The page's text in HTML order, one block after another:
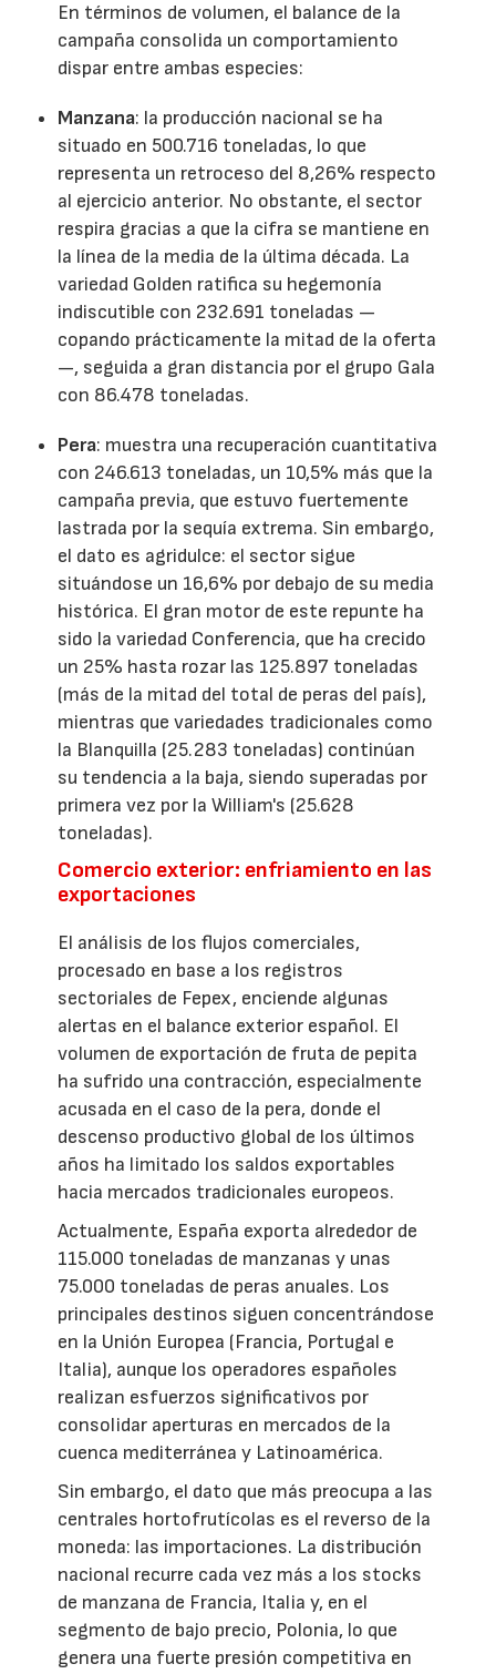
En términos de volumen, el balance de la
campaña consolida un comportamiento
dispar entre ambas especies:
Manzana: la producción nacional se ha
situado en 500.716 toneladas, lo que
representa un retroceso del 8,26% respecto
al ejercicio anterior. No obstante, el sector
respira gracias a que la cifra se mantiene en
la línea de la media de la última década. La
variedad Golden ratifica su hegemonía
indiscutible con 232.691 toneladas —
copando prácticamente la mitad de la oferta
—, seguida a gran distancia por el grupo Gala
con 86.478 toneladas.
Pera: muestra una recuperación cuantitativa
con 246.613 toneladas, un 10,5% más que la
campaña previa, que estuvo fuertemente
lastrada por la sequía extrema. Sin embargo,
el dato es agridulce: el sector sigue
situándose un 16,6% por debajo de su media
histórica. El gran motor de este repunte ha
sido la variedad Conferencia, que ha crecido
un 25% hasta rozar las 125.897 toneladas
(más de la mitad del total de peras del país),
mientras que variedades tradicionales como
la Blanquilla (25.283 toneladas) continúan
su tendencia a la baja, siendo superadas por
primera vez por la William's (25.628
toneladas).
Comercio exterior: enfriamiento en las
exportaciones
El análisis de los flujos comerciales,
procesado en base a los registros
sectoriales de Fepex, enciende algunas
alertas en el balance exterior español. El
volumen de exportación de fruta de pepita
ha sufrido una contracción, especialmente
acusada en el caso de la pera, donde el
descenso productivo global de los últimos
años ha limitado los saldos exportables
hacia mercados tradicionales europeos.
Actualmente, España exporta alrededor de
115.000 toneladas de manzanas y unas
75.000 toneladas de peras anuales. Los
principales destinos siguen concentrándose
en la Unión Europea (Francia, Portugal e
Italia), aunque los operadores españoles
realizan esfuerzos significativos por
consolidar aperturas en mercados de la
cuenca mediterránea y Latinoamérica.
Sin embargo, el dato que más preocupa a las
centrales hortofrutícolas es el reverso de la
moneda: las importaciones. La distribución
nacional recurre cada vez más a los stocks
de manzana de Francia, Italia y, en el
segmento de bajo precio, Polonia, lo que
genera una fuerte presión competitiva en